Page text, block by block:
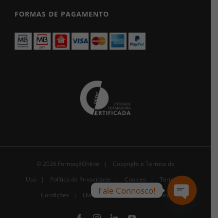
FORMAS DE PAGAMENTO
© 2026 FormaçãOnline |
Copyright e Termos de
Uso | Política de Privacidade | Cookies |
Termos e
Condições |
Livro de Reclamações Eletrónico
Fale Connosco!